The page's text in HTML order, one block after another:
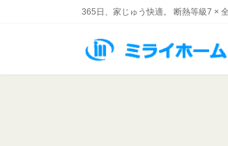
365日、家じゅう快適。 断熱等級7 ×